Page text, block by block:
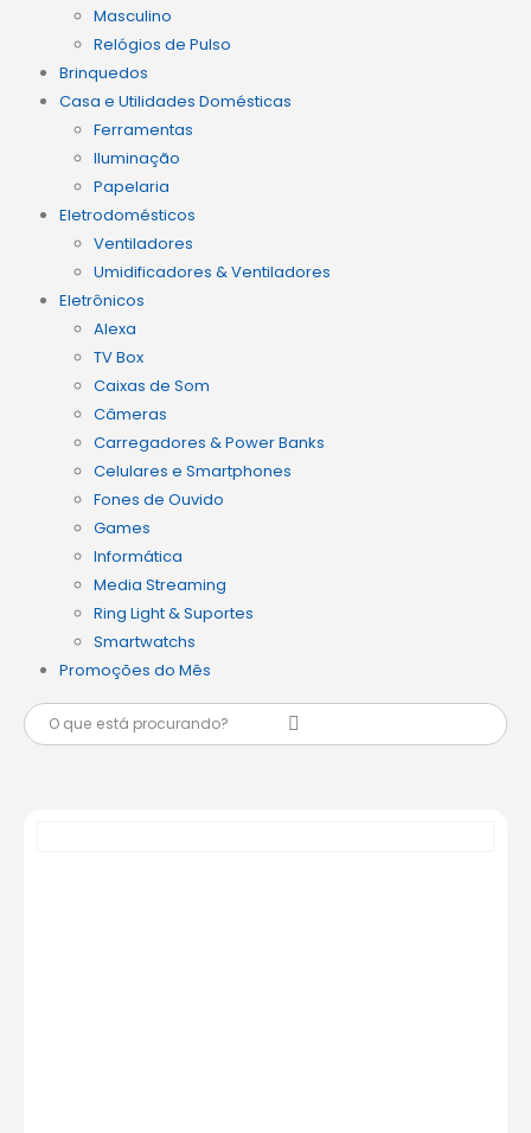
Masculino
Relógios de Pulso
Brinquedos
Casa e Utilidades Domésticas
Ferramentas
Iluminação
Papelaria
Eletrodomésticos
Ventiladores
Umidificadores & Ventiladores
Eletrônicos
Alexa
TV Box
Caixas de Som
Câmeras
Carregadores & Power Banks
Celulares e Smartphones
Fones de Ouvido
Games
Informática
Media Streaming
Ring Light & Suportes
Smartwatchs
Promoções do Mês